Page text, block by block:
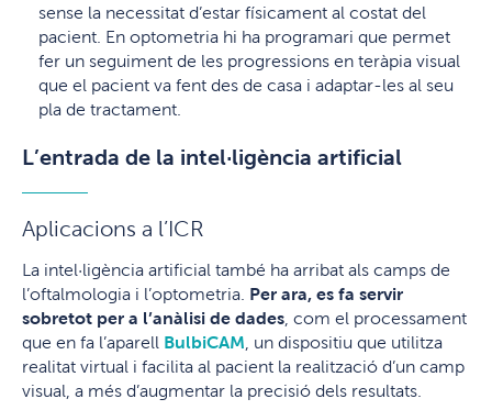
sense la necessitat d’estar físicament al costat del
pacient. En optometria hi ha programari que permet
fer un seguiment de les progressions en teràpia visual
que el pacient va fent des de casa i adaptar-les al seu
pla de tractament.
L’entrada de la intel·ligència artificial
Aplicacions a l’ICR
La intel·ligència artificial també ha arribat als camps de
l’oftalmologia i l’optometria. Per ara, es fa servir
sobretot per a l’anàlisi de dades , com el processament
que en fa l’aparell BulbiCAM , un dispositiu que utilitza
realitat virtual i facilita al pacient la realització d’un camp
visual, a més d’augmentar la precisió dels resultats.